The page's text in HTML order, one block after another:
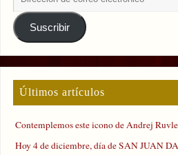
Suscribir
Últimos artículos
Contemplemos este icono de Andrej
Hoy 4 de diciembre, día de SAN JUAN